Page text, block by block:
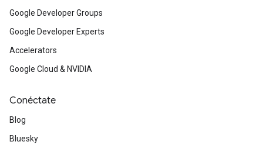
Google Developer Groups
Google Developer Experts
Accelerators
Google Cloud & NVIDIA
Conéctate
Blog
Bluesky